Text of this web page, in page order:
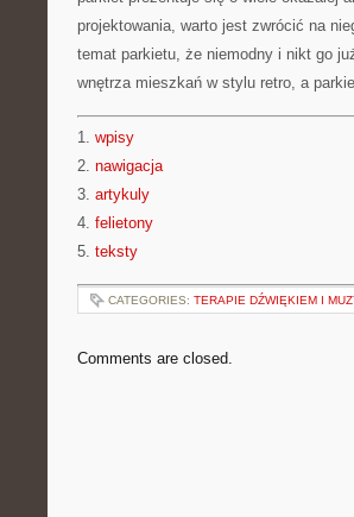
projektowania, warto jest zwrócić na
temat parkietu, że niemodny i nikt go
wnętrza mieszkań w stylu retro, a
1. wpisy
2. nawigacja
3. artykuly
4. felietony
5. teksty
CATEGORIES: TERAPIE DŹWIĘKIEM I
Comments are closed.